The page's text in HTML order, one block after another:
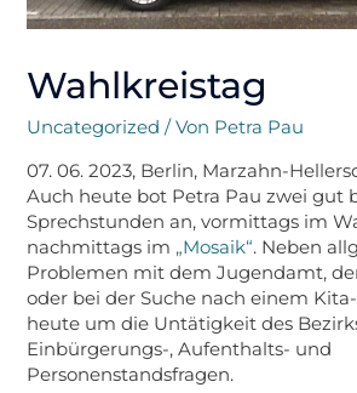
Wahlkreistag
Uncategorized / Von Petra Pau
07. 06. 2023, Berlin, Marzahn-
Auch heute bot Petra Pau zwei gut
Sprechstunden an, vormittags im
nachmittags im „Mosaik“. Neben
Problemen mit dem Jugendamt,
oder bei der Suche nach einem
heute um die Untätigkeit des
Einbürgerungs-, Aufenthalts- und
Personenstandsfragen.